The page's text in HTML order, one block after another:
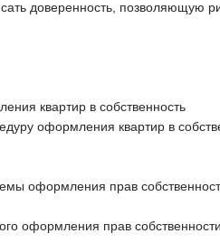
доверенность, позволяющую
квартир в собственность
оформления квартир в
оформления прав
оформления прав